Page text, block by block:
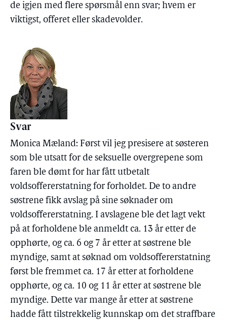
de igjen med flere spørsmål enn svar; hvem er
viktigst, offeret eller skadevolder.
Svar
Monica Mæland: Først vil jeg presisere at søsteren
som ble utsatt for de seksuelle overgrepene som
faren ble dømt for har fått utbetalt
voldsoffererstatning for forholdet. De to andre
søstrene fikk avslag på sine søknader om
voldsoffererstatning. I avslagene ble det lagt vekt
på at forholdene ble anmeldt ca. 13 år etter de
opphørte, og ca. 6 og 7 år etter at søstrene ble
myndige, samt at søknad om voldsoffererstatning
først ble fremmet ca. 17 år etter at forholdene
opphørte, og ca. 10 og 11 år etter at søstrene ble
myndige. Dette var mange år etter at søstrene
hadde fått tilstrekkelig kunnskap om det straffbare